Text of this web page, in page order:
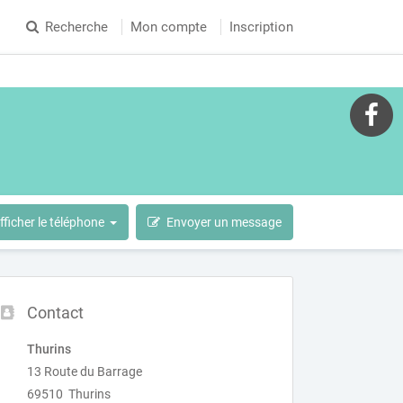
Recherche Mon compte Inscription
Envoyer un message
Contact
Thurins
13 Route du Barrage
69510 Thurins